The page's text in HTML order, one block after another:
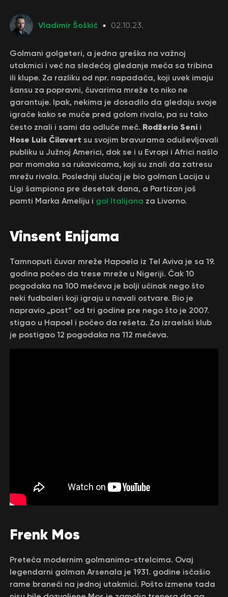
Vladimir Šoškić 02.10.23.
Golmani golgeteri, a jedna greška na važnoj
utakmici i već na sledećoj gledanje meča sa tribina
ili klupe. Za razliku od npr. napadača, koji uvek imaju
šansu za popravni, čuvarima mreže to niko ne
garantuje. Ipak, nekima je dosadilo da gledaju svoje
igrače kako se muče pred golom rivala, pa su tako
često znali i sami da odluče meč. Rodžerio Senii
Hose Luis Čilavert su svojim bravurama oduševljavali
publiku u Južnoj Americi, dok se i u Evropi i Africi našlo
par momaka sa rukavicama, koji su znali da zatresu
mrežu rivala. Poslednji slučaj je bio golman Lacija u
Ligi šampiona pre desetak dana, a Partizan još
pamti Marka Ameliju i gol Italijana za Livorno.
Vinsent Enijama
Tamnoputi čuvar mreže Hapoela iz Tel Aviva je sa 19.
godina počeo da trese mreže u Nigeriji. Čak 10
pogodaka na 100 mečeva je bolji učinak nego što
neki fudbaleri koji igraju u navali ostvare. Bio je
napravio „post” od tri godine pre nego što je 2007.
stigao u Hapoel i počeo da rešeta. Za izraelski klub
je postigao 12 pogodaka na 112 mečeva.
Frenk Mos
Preteča modernim golmanima-strelcima. Ovaj
legendarni golman Arsenala je 1931. godine isčašio
rame braneći na jednoj utakmici. Pošto izmene tada